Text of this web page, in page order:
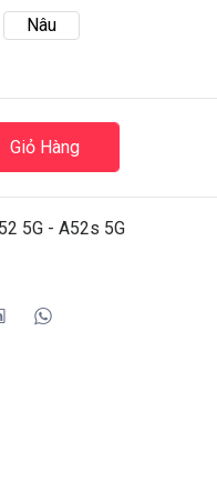
Nâu
Giỏ Hàng
5G - A52s 5G